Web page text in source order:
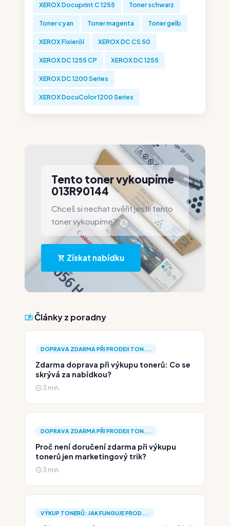
XEROX Docuprint C 1255 Toner schwarz
Toner cyan Toner magenta Toner gelb
XEROX Fixieröl XEROX DC CS 50
XEROX DC 1255 CP XEROX DC 1255
XEROX DC 1200 Series
XEROX DocuColor 1200 Series
Tento toner vykoupíme
013R90144
Chceš si nechat ověřit jestli tento
toner vykoupíme?
Získat nabídku
Články z poradny
DOPRAVA ZDARMA PŘI PRODEJI TON...
Zdarma doprava při výkupu tonerů: Co se
skrývá za nabídkou?
3 min.
DOPRAVA ZDARMA PŘI PRODEJI TON...
Proč není doručení zdarma při výkupu
tonerů jen marketingový trik?
3 min.
VÝKUP TONERŮ: JAK FUNGUJE PROD...